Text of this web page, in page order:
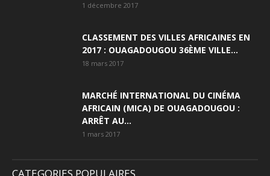
1 décembre 2017
CLASSEMENT DES VILLES AFRICAINES EN
2017 : OUAGADOUGOU 36ÈME VILLE...
18 mars 2017
MARCHÉ INTERNATIONAL DU CINÉMA
AFRICAIN (MICA) DE OUAGADOUGOU :
ARRÊT AU...
1 mars 2017